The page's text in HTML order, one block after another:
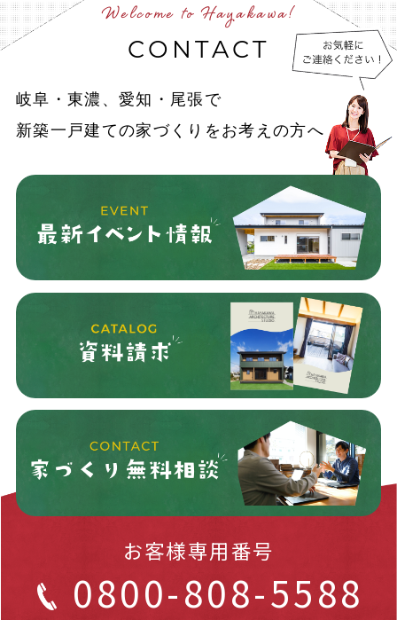
Welcome to Hayakawa!
CONTACT
岐阜・東濃、愛知・尾張で
新築一戸建ての家づくりをお考えの方へ
お客様専用番号
0800-808-5588